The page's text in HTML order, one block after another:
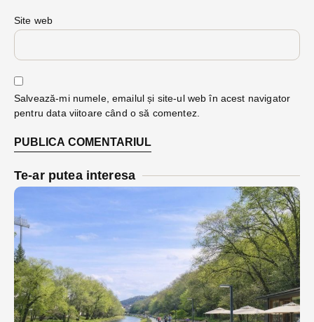
Site web
Salvează-mi numele, emailul și site-ul web în acest navigator
pentru data viitoare când o să comentez.
Te-ar putea interesa